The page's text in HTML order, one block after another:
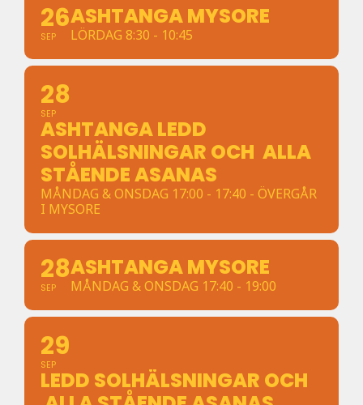
26
SEP
ASHTANGA MYSORE
LÖRDAG 8:30 - 10:45
28
SEP
ASHTANGA LEDD
SOLHÄLSNINGAR OCH ALLA
STÅENDE ASANAS
MÅNDAG & ONSDAG 17:00 - 17:40 - ÖVERGÅR
I MYSORE
28
SEP
ASHTANGA MYSORE
MÅNDAG & ONSDAG 17:40 - 19:00
29
SEP
LEDD SOLHÄLSNINGAR OCH